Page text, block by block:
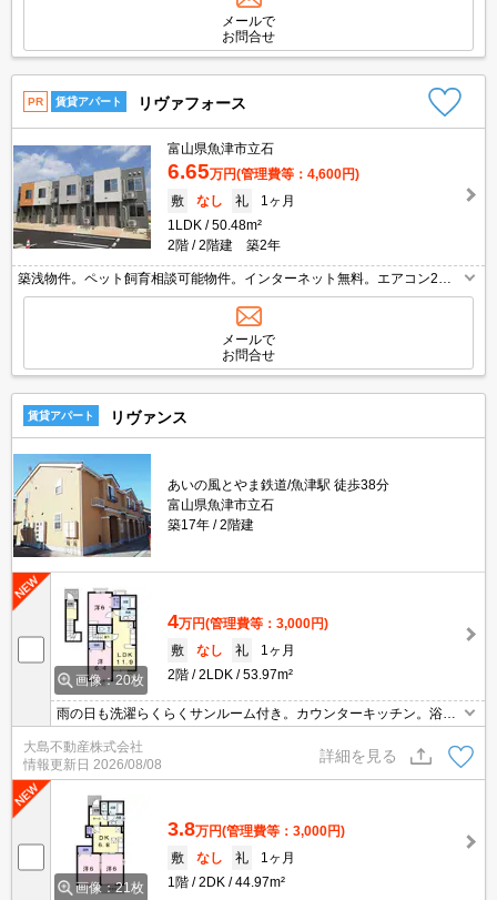
メールで
お問合せ
PR 賃貸アパート リヴァフォース
富山県魚津市立石
6.65万円(管理費等：4,600円)
敷
なし 礼
1ヶ月
1LDK
50.48m²
2階
2階建 築2年
築浅物件。ペット飼育相談可能物件。インターネット無料。エアコン2
台。宅配ボックス付。
メールで
お問合せ
賃貸アパート リヴァンス
あいの風とやま鉄道/魚津駅 徒歩38分
富山県魚津市立石
築17年
2階建
画像：20枚
4万円(管理費等：3,000円)
敷
なし 礼
1ヶ月
2階
2LDK 53.97m²
雨の日も洗濯らくらくサンルーム付き。カウンターキッチン。浴室
乾燥、追炊き機能。
大島不動産株式会社
情報更新日 2026/08/08
詳細を見る
画像：21枚
3.8万円(管理費等：3,000円)
敷
なし 礼
1ヶ月
1階
2DK 44.97m²